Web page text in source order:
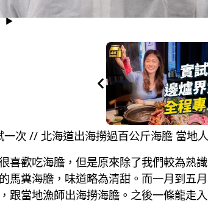
次 // 北海道出海撈過百公斤海膽 當地
喜歡吃海膽，但是原來除了我們較為熟
馬糞海膽，味道略為清甜。而一月到五
跟當地漁師出海撈海膽。之後一條龍走